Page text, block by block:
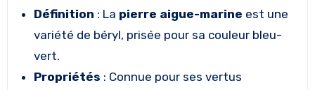
Définition : La pierre aigue-marine est une
variété de béryl, prisée pour sa couleur bleu-
vert.
Propriétés : Connue pour ses vertus